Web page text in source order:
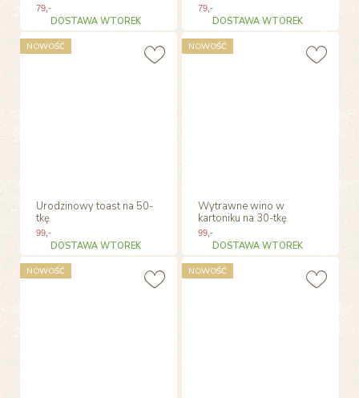
79,-
DOSTAWA WTOREK
79 ,-
DOSTAWA WTOREK
Urodzinowy toast na 50-
tkę
99,-
DOSTAWA WTOREK
NOWOŚĆ
Wytrawne wino w
kartoniku na 30-tkę
99 ,-
DOSTAWA WTOREK
NOWOŚĆ
NOWOŚĆ NOWOŚĆ